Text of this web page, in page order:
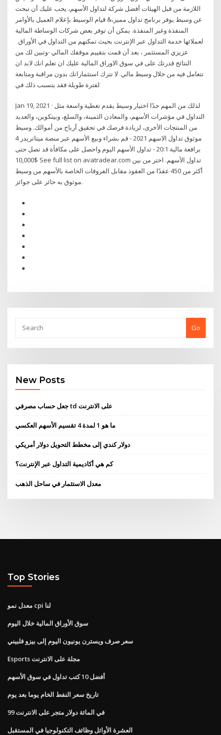
اللازمة من قبل الهيئات أفضل شركة لتداول الأسهم، يجب عليك أن تبحث
عن وسيط يوفر برنامج تداول مميز،& قيام الوسيط بإعلام العميل بالأوامر
المنفذة وغير المنفذة. يمكن أن توفر بعض شركات الوساطة المالية
لعملائها خدمة التداول عبر الإنترنت بحيث تمكنهم من التداول في الأوراق
عزيزي المستثمر ، بعد أن قمت بتقييم موقفك المالي -وتبين لك من
النتائج قدرتك على في سوق الاوراق المالية عليك ان تعلم انك لابد ان
تتعامل فيه من خلال وسيط مالي. لا تترك استثماراتك بدون مراقبة ومتابعة
Jan 19, 2021 · لذلك من المهم جدًا اختيار وسيط يقدم تغطية واسعة مثل
التداول في مؤشرات الأسهم، والمعادن الثمينة، والسلع، وبيتكوين، والعديد
من المنتجات الأخرى، لزيادة فرصك في تحقيق أرباح من أموالك. وسيط
موثوق تداول الاسهم 2021 - قم بشراء وبيع الأسهم عبر منصة ميتاتريدر 4
برافعة مالية 20:1 - تداول الأسهم اليوم واحصل على مكافأة قد تصل حتى
10,000$ See full list on avatradear.com تداول الأسهم. اختر من بين
أكثر من 450 عقدًا من العقود مقابل الفروقات الخاصة بالأسهم من وسيط
موثوق به حائز على جوائز.
Go
New Posts
جعل حساب مصرفي td على الانترنت
ما هو 1 لمدة 4 تقسيم الأسهم العكسي
دولار كندي إلى مخطط التحويل دولار أمريكي
كم هي أكاديمية التداول عبر الإنترنت؟
معدل الاستثمار في ساحل الذهب
Top Stories
معدل نمو cpi لنا
سوق الأوراق المالية خلال اليوم
سعر صرف ويسترن يونيون اليوم إلى بيزو فلبيني
Esports مجلة على الانترنت
أفضل 10 كتب تداول في سوق الأسهم
تاريخ سعر النفط الخام يوما بعد يوم
99 في المائة دولار متجر على الانترنت
العشرة الأوائل وظائف التكنولوجيا في المستقبل